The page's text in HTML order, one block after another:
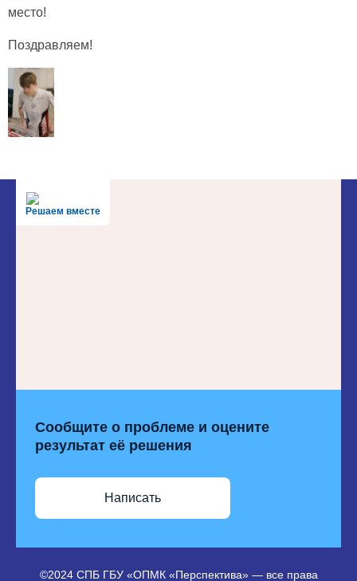
место!
Поздравляем!
Решаем вместе
Сообщите о проблеме и оцените
результат её решения
Написать
©2024 СПБ ГБУ «ОПМК «Перспектива» — все права